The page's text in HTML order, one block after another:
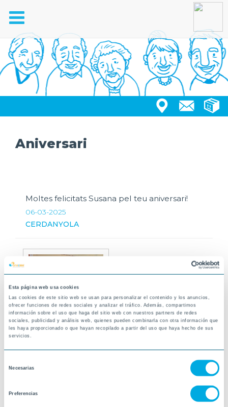
Esta página web usa cookies
Las cookies de este sitio web se usan para personalizar el contenido y los anuncios,
ofrecer funciones de redes sociales y analizar el tráfico. Además, compartimos
información sobre el uso que haga del sitio web con nuestros partners de redes
sociales, publicidad y análisis web, quienes pueden combinarla con otra información que
les haya proporcionado o que hayan recopilado a partir del uso que haya hecho de sus
servicios.
Necesarias
Preferencias
Toggle
navigation
Aniversari
Moltes felicitats Susana pel teu aniversari!
06-03-2025
CERDANYOLA